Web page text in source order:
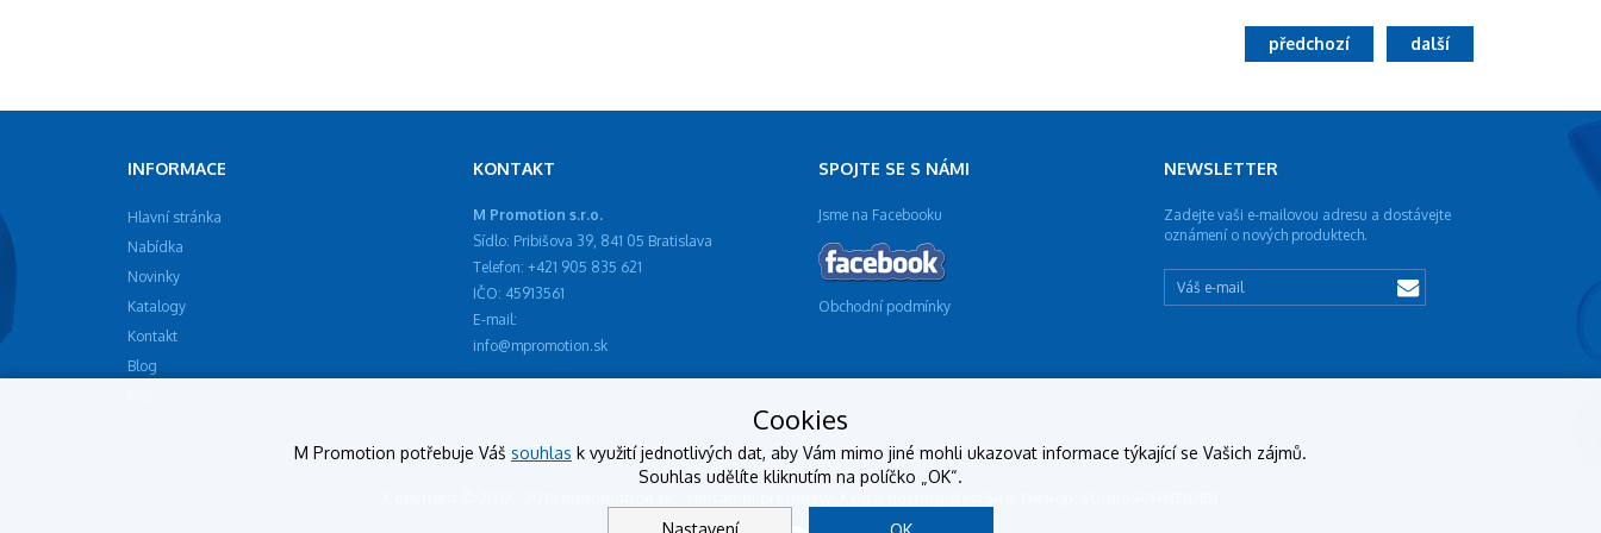
další
předchozí
INFORMACE
Hlavní stránka
Nabídka
Novinky
Katalogy
Kontakt
Blog
KONTAKT
M Promotion s.r.o.
Sídlo: Pribišova 39, 841 05 Bratislava
Telefon: +421 905 835 621
IČO: 45913561
E-mail:
info@mpromotion.sk
SPOJTE SE S NÁMI
Jsme na Facebooku
Obchodní podmínky
NEWSLETTER
Zadejte vaši e-mailovou adresu a dostávejte
oznámení o nových produktech.
Cookies
M Promotion potřebuje Váš souhlas k využití jednotlivých dat, aby Vám mimo jiné mohli ukazovat informace týkající se Vašich zájmů.
Souhlas udělíte kliknutím na políčko „OK“.
Nastavení